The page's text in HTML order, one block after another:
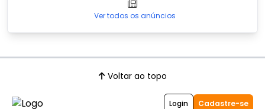
Ver todos os anúncios
Voltar ao topo
Login Cadastre-se